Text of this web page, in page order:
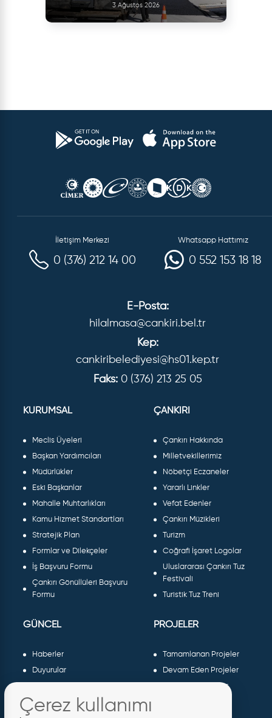
3 Ağustos 2026
İletişim Merkezi
0 (376) 212 14 00
Whatsapp Hattımız
0 552 153 18 18
E-Posta:
hilalmasa@cankiri.bel.tr
Kep:
cankiribelediyesi@hs01.kep.tr
Faks: 0 (376) 213 25 05
KURUMSAL
Meclis Üyeleri
Başkan Yardımcıları
Müdürlükler
Eski Başkanlar
Mahalle Muhtarlıkları
Kamu Hizmet Standartları
Stratejik Plan
Formlar ve Dilekçeler
İş Başvuru Formu
Çankırı Gönüllüleri Başvuru
Formu
ÇANKIRI
Çankırı Hakkında
Milletvekillerimiz
Nöbetçi Eczaneler
Yararlı Linkler
Vefat Edenler
Çankırı Müzikleri
Turizm
Coğrafi İşaret Logolar
Uluslararası Çankırı Tuz
Festivali
Turistik Tuz Treni
GÜNCEL
Haberler
Duyurular
Galeri
PROJELER
Tamamlanan Projeler
Devam Eden Projeler
Planlanan Projeler
Çerez kullanımı